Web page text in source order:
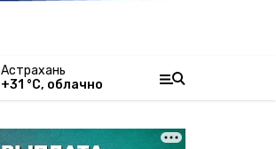
Астрахань
+31 °С, облачно